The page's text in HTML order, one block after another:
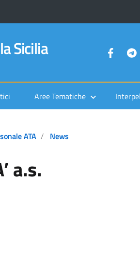
Sicilia
Aree Tematiche
ATA News
a.s.